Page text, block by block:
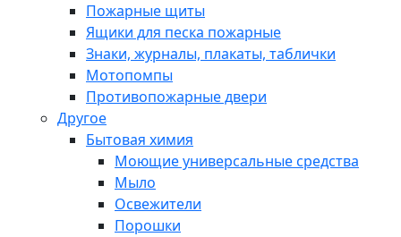
Пожарные щиты
Ящики для песка пожарные
Знаки, журналы, плакаты, таблички
Мотопомпы
Противопожарные двери
Другое
Бытовая химия
Моющие универсальные средства
Мыло
Освежители
Порошки